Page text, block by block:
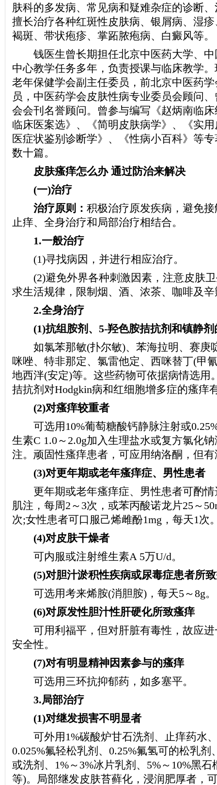
肤科的多发病、常见病和疑难杂症的诊断
擅长治疗各种红斑性皮肤病、银屑病、湿
褐斑、带状疱疹、掌跖脓疱病、白癜风等。
钱医生曾长期担任北京中医药大学、中
中心教学任务多年，负责授课与临床教学
老年保健学会副主任委员，前北京中医药
员，中医药学会皮肤性病专业委员会顾问
会会刊名誉顾问。曾参与编写《赵炳南临
临床医案选》、《简明皮肤病学》、《实
医症状鉴别诊断学》、《性病小百科》等
数十篇。
皮肤瘙痒怎么办通过防治来解决
(一)治疗
治疗原则： 积极治疗原发疾病，避免
止痒、全身治疗和局部治疗相结合。
1.一般治疗
(1)寻找病因，并进行相应治疗。
(2)避免外界各种刺激因素，注意皮肤卫
求生活规律，限制烟、酒、浓茶、咖啡及
2.全身治疗
(1)抗组胺剂、5-羟色胺拮抗剂和镇静
如氯苯那敏(扑尔敏)、苯海拉明、赛庚
咪唑、特非那定、氯雷他定、西咪替丁(甲
地西泮(安定)等。这些药物可依据病情选用
拮抗剂对Hodgkin病和红细胞增多症的瘙痒
(2)对瘙痒较重者
可选用10%葡萄糖酸钙静脉注射或
生素C 1.0～2.0g加入生理盐水或复方氯化
注。顽固性瘙痒患者，可应用纳洛酮，但
(3)对更年期或老年瘙痒症、男性患者
更年期或老年瘙痒症、男性患者可酌情
肌注，每周2～3次，或苯丙酸诺龙片25～
次;女性患者可口服己烯雌酚1mg，每天1次
(4)对皮肤干燥者
可内服或注射维生素A 5万U/d。
(5)对胆汁淤积性疾病或尿毒症患者所
可选用考来烯胺(消胆胺)，每天5～8g。
(6)对原发性胆汁性肝硬化所致瘙痒
可用利福平，但对肝脏有毒性，故应进
安全性。
(7)对有明显精神因素参与的瘙痒
可选用三环抗抑郁药，如多塞平。
3.局部治疗
(1)对继发损害不明显者
可外用1%碳酸炉甘石洗剂、止痒药水
0.025%氟轻松乳剂、0.25%氟氢可的松乳剂
或洗剂、1%～3%冰片乳剂、5%～10%黑
等)。局部继发皮肤苔藓化，浸润肥厚者，